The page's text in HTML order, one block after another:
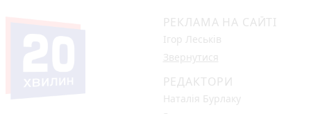
РЕКЛАМА НА САЙТІ
Ігор Леськів
Звернутися
РЕДАКТОРИ
Наталія Бурлаку